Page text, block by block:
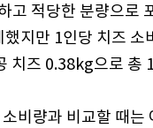
고 적당한 분량으로
지만 1인당 치즈
치즈 0.38kg으로 총
비량과 비교할 때는